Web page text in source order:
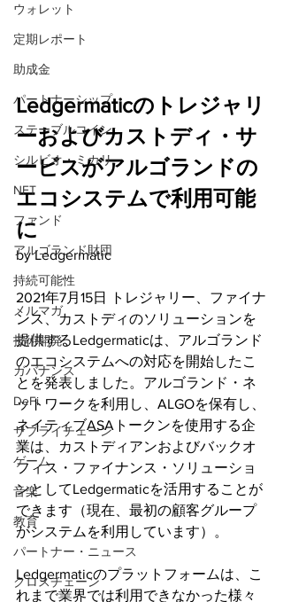
ウォレット
定期レポート
助成金
パートナーシップ
ステーブルコイン
シルビオ・ミカリ
NFT
ファンド
アルゴランド財団
持続可能性
メルマガ
技術開発
ガバナンス
DeFi
サプライチェーン
ゲーム
音楽
教育
パートナー・ニュース
クロスチェーン
Ledgermaticのトレジャリ
ーおよびカストディ・サ
ービスがアルゴランドの
エコシステムで利用可能
に
by Ledgermatic
2021年7月15日 トレジャリー、ファイナ
ンス、カストディのソリューションを
提供するLedgermaticは、アルゴランド
のエコシステムへの対応を開始したこ
とを発表しました。アルゴランド・ネ
ットワークを利用し、ALGOを保有し、
ネイティブASAトークンを使用する企
業は、カストディアンおよびバックオ
フィス・ファイナンス・ソリューショ
ンとしてLedgermaticを活用することが
できます（現在、最初の顧客グループ
がシステムを利用しています）。
Ledgermaticのプラットフォームは、こ
れまで業界では利用できなかった様々